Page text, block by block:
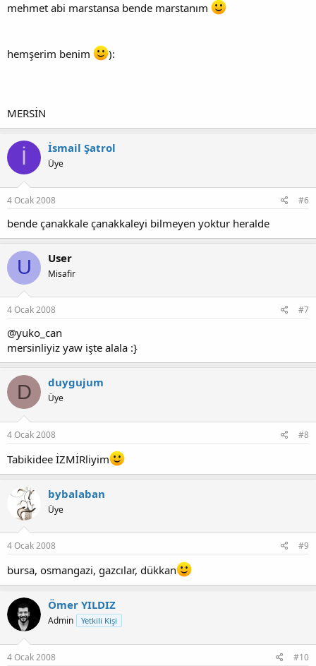
mehmet abi marstansa bende marstanım
hemşerim benim ):
MERSİN
İ İsmail Şatrol
Üye
4 Ocak 2008 #6
bende çanakkale çanakkaleyi bilmeyen yoktur heralde
U User
Misafir
4 Ocak 2008 #7
@yuko_can
mersinliyiz yaw işte alala :}
D duygujum
Üye
4 Ocak 2008 #8
Tabikidee İZMİRliyim
bybalaban
Üye
4 Ocak 2008 #9
bursa, osmangazi, gazcılar, dükkan
Ömer YILDIZ
Admin Yetkili Kişi
4 Ocak 2008 #10